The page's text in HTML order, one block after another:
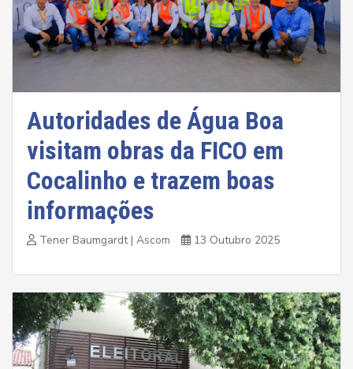
Autoridades de Água Boa
visitam obras da FICO em
Cocalinho e trazem boas
informações
Tener Baumgardt | Ascom 13 Outubro 2025